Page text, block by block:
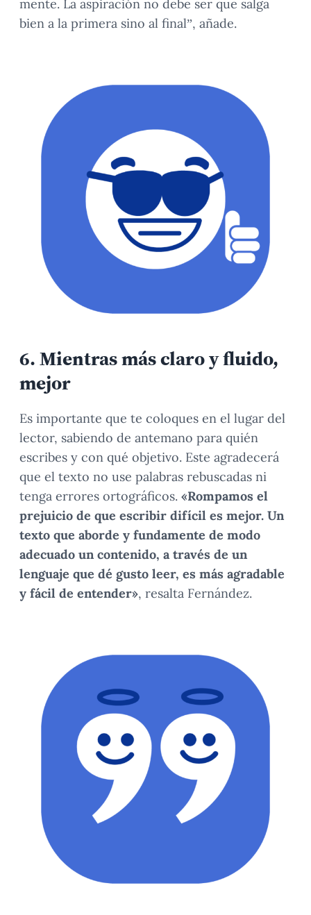
mente. La aspiración no debe ser que salga
bien a la primera sino al final”, añade.
6.Mientras más claro y fluido,
mejor
Es importante que te coloques en el lugar del
lector, sabiendo de antemano para quién
escribes y con qué objetivo. Este agradecerá
que el texto no use palabras rebuscadas ni
tenga errores ortográficos. «Rompamos el
prejuicio de que escribir difícil es mejor. Un
texto que aborde y fundamente de modo
adecuado un contenido, a través de un
lenguaje que dé gusto leer, es más agradable
y fácil de entender», resalta Fernández.